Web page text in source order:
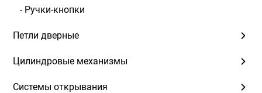
- Ручки-кнопки
Петли дверные
Цилиндровые механизмы
Системы открывания